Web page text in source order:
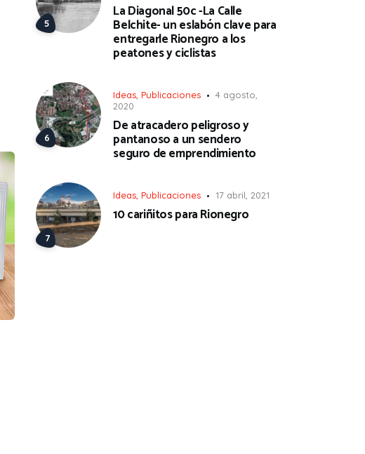
La Diagonal 50c -La Calle
Belchite- un eslabón clave para
entregarle Rionegro a los
peatones y ciclistas
Ideas,Publicaciones
4 agosto,
2020
De atracadero peligroso y
pantanoso a un sendero
seguro de emprendimiento
Ideas,Publicaciones 17 abril, 2021
10 cariñitos para Rionegro